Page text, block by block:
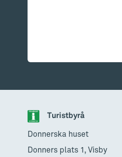
Turistbyrå
Donnerska huset
Donners plats 1, Visby